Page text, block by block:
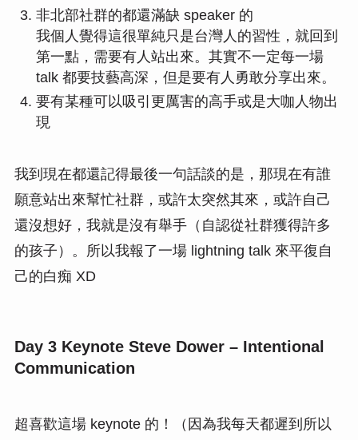
非北部社群的都還滿缺 speaker 的
我個人覺得這很單純只是台灣人的習性，就回到
第一點，需要有人站出來。其實不一定每一場
talk 都要技藝高深，但是要有人勇敢分享出來。
要有某種可以吸引更厲害的高手或是大咖人物出
現
我到現在都還記得最後一句話談的是，那現在有誰
願意站出來幫忙社群，或許太突然其來，或許自己
還沒想好，我就是沒有舉手（自認從社群獲得許多
的孩子）。所以我報了一場 lightning talk 來平復自
己的白痴 XD
Day 3 Keynote Steve Dower – Intentional
Communication
超喜歡這場 keynote 的！（因為我每天都遲到所以